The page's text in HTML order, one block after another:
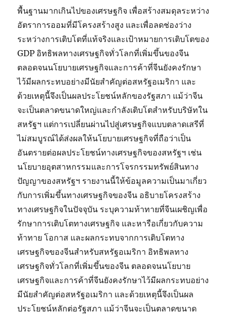
พื้นฐานมากเกินไปของเศรษฐกิจ เพื่อสร้างสมดุลระหว่าง
อัตราการออมที่มีโครงสร้างสูง และเพื่อลดช่องว่าง
ระหว่างการเติบโตที่แท้จริงและเป้าหมายการเติบโตของ
GDP อิทธิพลทางเศรษฐกิจทั่วโลกที่เพิ่มขึ้นของจีน
ตลอดจนนโยบายเศรษฐกิจและการค้าที่จีนยังคงรักษา
ไว้มีผลกระทบอย่างมีนัยสำคัญต่อสหรัฐอเมริกา และ
ด้วยเหตุนี้จึงเป็นผลประโยชน์หลักของรัฐสภา แม้ว่าจีน
จะเป็นตลาดขนาดใหญ่และกำลังเติบโตสำหรับบริษัทใน
สหรัฐฯ แต่การเปลี่ยนผ่านไปสู่เศรษฐกิจแบบตลาดเสรีที่
ไม่สมบูรณ์ได้ส่งผลให้นโยบายเศรษฐกิจที่ถือว่าเป็น
อันตรายต่อผลประโยชน์ทางเศรษฐกิจของสหรัฐฯ เช่น
นโยบายอุตสาหกรรมและการโจรกรรมทรัพย์สินทาง
ปัญญาของสหรัฐฯ รายงานนี้ให้ข้อมูลความเป็นมาเกี่ยว
กับการเพิ่มขึ้นทางเศรษฐกิจของจีน อธิบายโครงสร้าง
ทางเศรษฐกิจในปัจจุบัน ระบุความท้าทายที่จีนเผชิญเพื่อ
รักษาการเติบโตทางเศรษฐกิจ และหารือเกี่ยวกับความ
ท้าทาย โอกาส และผลกระทบจากการเติบโตทาง
เศรษฐกิจของจีนสำหรับสหรัฐอเมริกา อิทธิพลทาง
เศรษฐกิจทั่วโลกที่เพิ่มขึ้นของจีน ตลอดจนนโยบาย
เศรษฐกิจและการค้าที่จีนยังคงรักษาไว้มีผลกระทบอย่าง
มีนัยสำคัญต่อสหรัฐอเมริกา และด้วยเหตุนี้จึงเป็นผล
ประโยชน์หลักต่อรัฐสภา แม้ว่าจีนจะเป็นตลาดขนาด